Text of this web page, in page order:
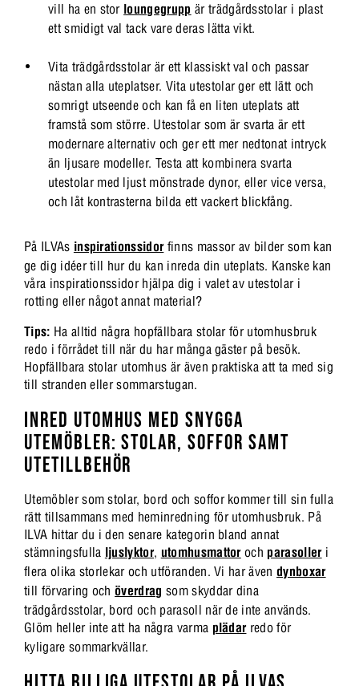
vill ha en stor loungegrupp är trädgårdsstolar i plast
ett smidigt val tack vare deras lätta vikt.
Vita trädgårdsstolar är ett klassiskt val och passar
nästan alla uteplatser. Vita utestolar ger ett lätt och
somrigt utseende och kan få en liten uteplats att
framstå som större. Utestolar som är svarta är ett
modernare alternativ och ger ett mer nedtonat intryck
än ljusare modeller. Testa att kombinera svarta
utestolar med ljust mönstrade dynor, eller vice versa,
och låt kontrasterna bilda ett vackert blickfång.
På ILVAs inspirationssidorfinns massor av bilder som kan
ge dig idéer till hur du kan inreda din uteplats. Kanske kan
våra inspirationssidor hjälpa dig i valet av utestolar i
rotting eller något annat material?
Tips: Ha alltid några hopfällbara stolar för utomhusbruk
redo i förrådet till när du har många gäster på besök.
Hopfällbara stolar utomhus är även praktiska att ta med sig
till stranden eller sommarstugan.
INRED UTOMHUS MED SNYGGA
UTEMÖBLER: STOLAR, SOFFOR SAMT
UTETILLBEHÖR
Utemöbler som stolar, bord och soffor kommer till sin fulla
rätt tillsammans med heminredning för utomhusbruk. På
ILVA hittar du i den senare kategorin bland annat
stämningsfulla ljuslyktor, utomhusmattoroch parasolleri
flera olika storlekar och utföranden. Vi har ävendynboxar
till förvaring ochöverdrag som skyddar dina
trädgårdsstolar, bord och parasoll när de inte används.
Glöm heller inte att ha några varma plädarredo för
kyligare sommarkvällar.